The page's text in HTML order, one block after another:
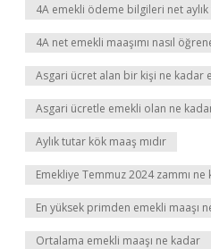
4A emekli ödeme bilgileri net
4A net emekli maaşımı nasıl
Asgari ücret alan bir kişi ne kadar
Asgari ücretle emekli olan ne
Aylık tutar kök maaş mıdır
Emekliye Temmuz 2024 zammı
En yüksek primden emekli maaşı
Ortalama emekli maaşı ne kadar